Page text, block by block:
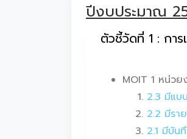
ปีงบประมาณ
ตัวชี้วัดที่ 1 : กา
MOIT 1 หน่วย
2.3 มีแบ
2.2 มีรา
2.1 มีบัน